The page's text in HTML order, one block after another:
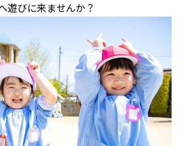
遊びに来ませんか？